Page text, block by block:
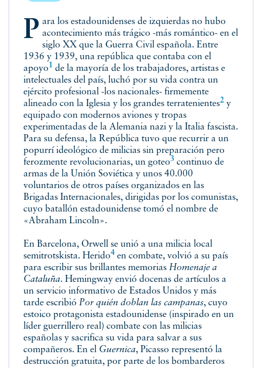
Para los estadounidenses de izquierdas no hubo acontecimiento más trágico -más romántico- en el
siglo XX que la Guerra Civil española. Entre
1936 y 1939, una república que contaba con el
apoyo1 de la mayoría de los trabajadores, artistas e
intelectuales del país, luchó por su vida contra un
ejército profesional -los nacionales- firmemente
alineado con la Iglesia y los grandes terratenientes2 y
equipado con modernos aviones y tropas
experimentadas de la Alemania nazi y la Italia fascista.
Para su defensa, la República tuvo que recurrir a un
popurrí ideológico de milicias sin preparación pero
ferozmente revolucionarias, un goteo3 continuo de
armas de la Unión Soviética y unos 40.000
voluntarios de otros países organizados en las
Brigadas Internacionales, dirigidas por los comunistas,
cuyo batallón estadounidense tomó el nombre de
«Abraham Lincoln».
En Barcelona, Orwell se unió a una milicia local
semitrotskista. Herido4 en combate, volvió a su país
para escribir sus brillantes memorias Homenaje a
Cataluña. Hemingway envió docenas de artículos a
un servicio informativo de Estados Unidos y más
tarde escribió Por quién doblan las campanas, cuyo
estoico protagonista estadounidense (inspirado en un
líder guerrillero real) combate con las milicias
españolas y sacrifica su vida para salvar a sus
compañeros. En el Guernica, Picasso representó la
destrucción gratuita, por parte de los bombarderos